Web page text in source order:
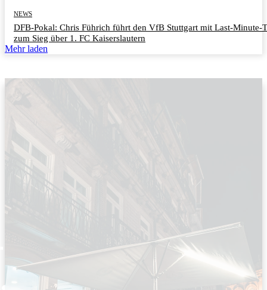
NEWS
DFB-Pokal: Chris Führich führt den VfB Stuttgart mit Last-Minute-
zum Sieg über 1. FC Kaiserslautern
Mehr laden